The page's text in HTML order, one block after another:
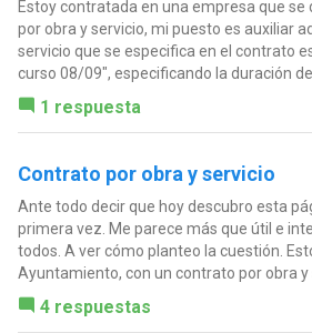
Estoy contratada en una empresa que se
por obra y servicio, mi puesto es auxiliar
servicio que se especifica en el contrato
curso 08/09", especificando la duración del
1 respuesta
Contrato por obra y servicio
Ante todo decir que hoy descubro esta
primera vez. Me parece más que útil e
todos. A ver cómo planteo la cuestión.
Ayuntamiento, con un contrato por obra y
4 respuestas